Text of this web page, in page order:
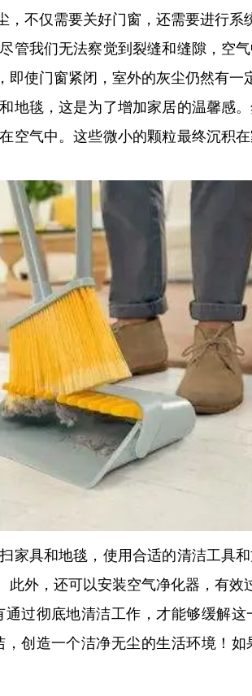
不仅需要关好门窗，还需要进行系
管我们无法察觉到裂缝和缝隙，空
使门窗紧闭，室外的灰尘仍然有一
毯，这是为了增加家居的温馨感
气中。这些微小的颗粒最终沉积
家具和地毯，使用合适的清洁工具
外，还可以安装空气净化器，有效
过彻底地清洁工作，才能够缓解
创造一个洁净无尘的生活环境！